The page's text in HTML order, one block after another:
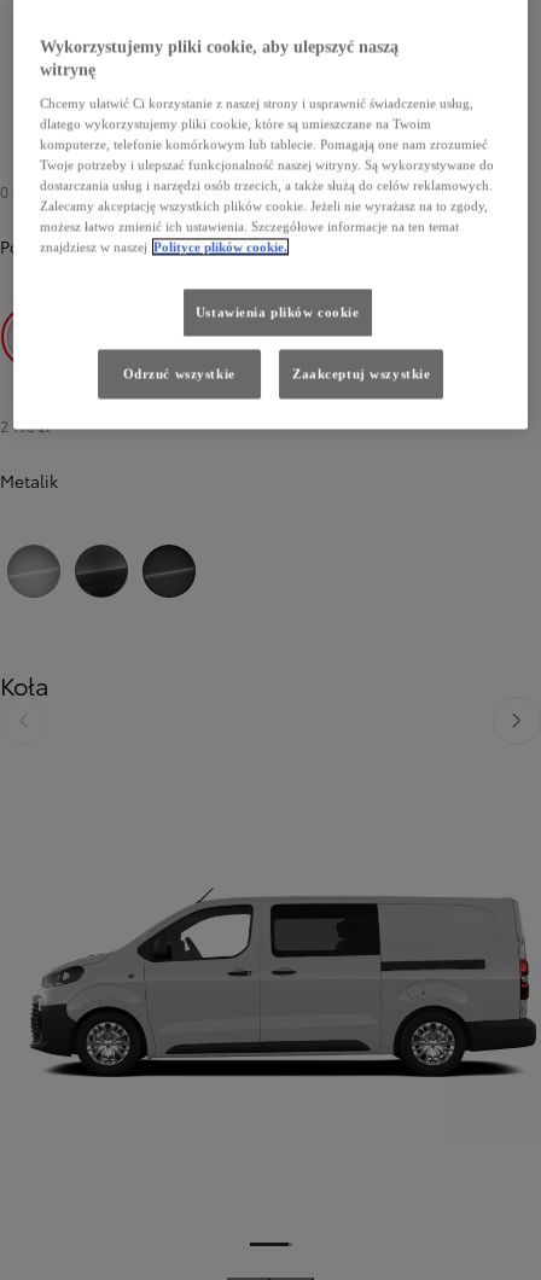
0 zł
Podstawowy-Icy White 0 zł
2 195 zł
Metalik
Koła
Poprzedni
Wykorzystujemy pliki cookie, aby ulepszyć naszą
witrynę
Chcemy ułatwić Ci korzystanie z naszej strony i usprawnić świadczenie usług,
dlatego wykorzystujemy pliki cookie, które są umieszczane na Twoim
komputerze, telefonie komórkowym lub tablecie. Pomagają one nam zrozumieć
Twoje potrzeby i ulepszać funkcjonalność naszej witryny. Są wykorzystywane do
dostarczania usług i narzędzi osób trzecich, a także służą do celów reklamowych.
Zalecamy akceptację wszystkich plików cookie. Jeżeli nie wyrażasz na to zgody,
możesz łatwo zmienić ich ustawienia. Szczegółowe informacje na ten temat
znajdziesz w naszej Polityce plików cookie.
Ustawienia plików cookie
Odrzuć wszystkie Zaakceptuj wszystkie